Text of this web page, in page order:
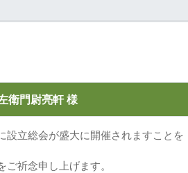
衛門尉亮軒 様
設立総会が盛大に開催されますことを
祈念申し上げます。